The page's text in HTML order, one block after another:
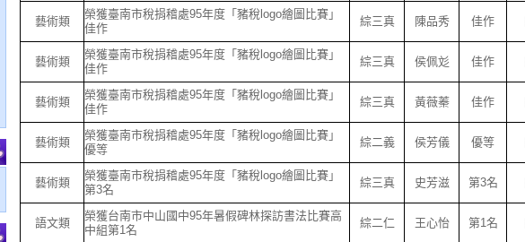
藝術類
榮獲臺南市稅捐稽處95年度「豬稅logo繪圖比賽」
佳作
綜三真 陳品秀 佳作
藝術類
榮獲臺南市稅捐稽處95年度「豬稅logo繪圖比賽」
佳作
綜三真 侯佩彣 佳作
藝術類
榮獲臺南市稅捐稽處95年度「豬稅logo繪圖比賽」
佳作
綜三真 黃薇蓁 佳作
藝術類
榮獲臺南市稅捐稽處95年度「豬稅logo繪圖比賽」
優等
綜二義 侯芳儀 優等
藝術類
榮獲臺南市稅捐稽處95年度「豬稅logo繪圖比賽」
第3名
綜三真 史芳滋 第3名
語文類
榮獲台南市中山國中95年暑假碑林探訪書法比賽高
中組第1名
綜二仁 王心怡 第1名